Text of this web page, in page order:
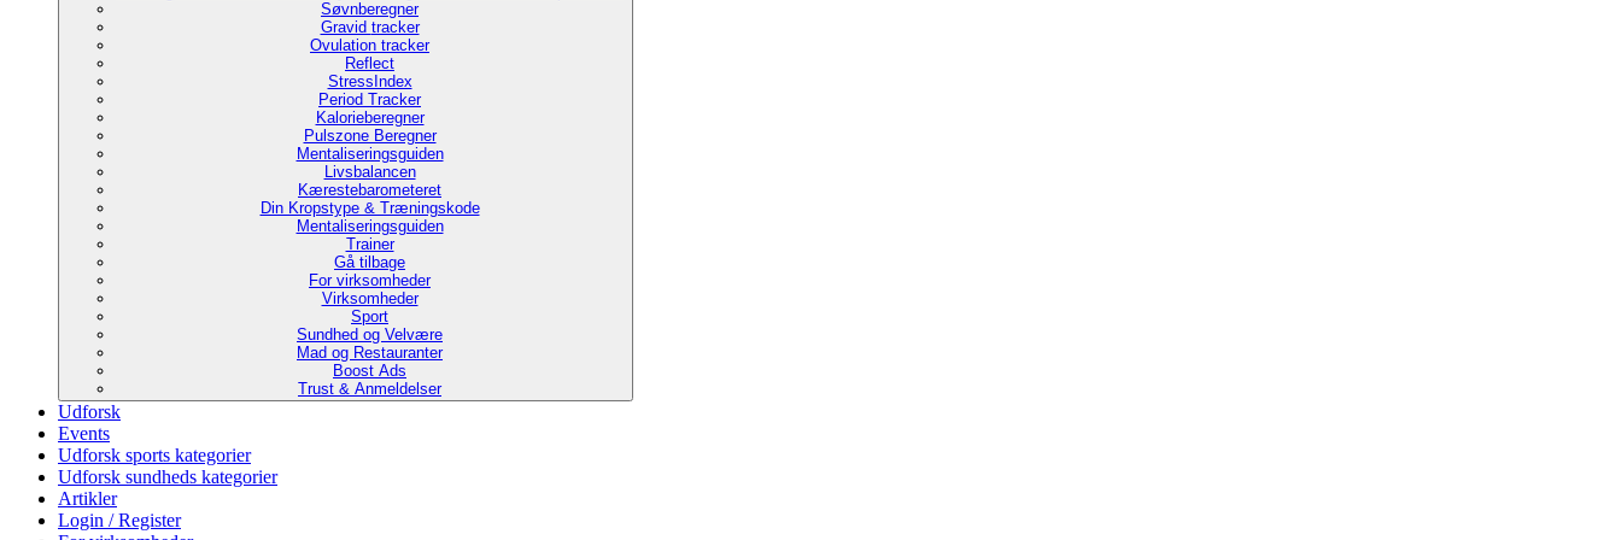
Søvnberegner
Gravid tracker
Ovulation tracker
Reflect
StressIndex
Period Tracker
Kalorieberegner
Pulszone Beregner
Mentaliseringsguiden
Livsbalancen
Kærestebarometeret
Din Kropstype & Træningskode
Mentaliseringsguiden
Trainer
Gå tilbage
For virksomheder
Virksomheder
Sport
Sundhed og Velvære
Mad og Restauranter
Boost Ads
Trust & Anmeldelser
Udforsk
Events
Udforsk sports kategorier
Udforsk sundheds kategorier
Artikler
Login / Register